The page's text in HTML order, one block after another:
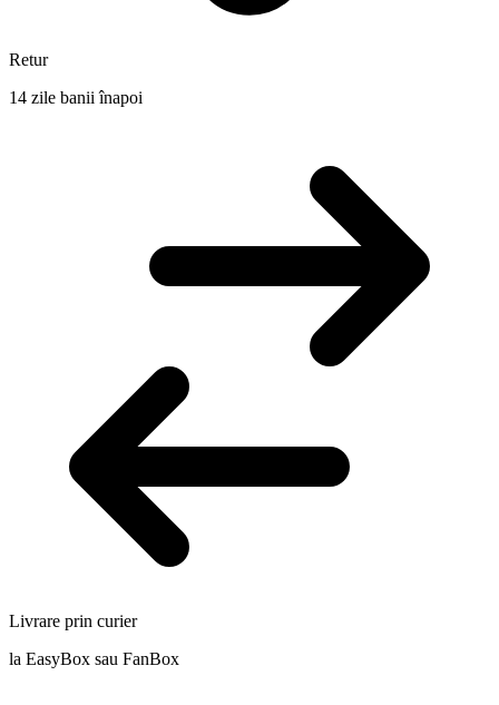
Retur
14 zile banii înapoi
Livrare prin curier
la EasyBox sau FanBox